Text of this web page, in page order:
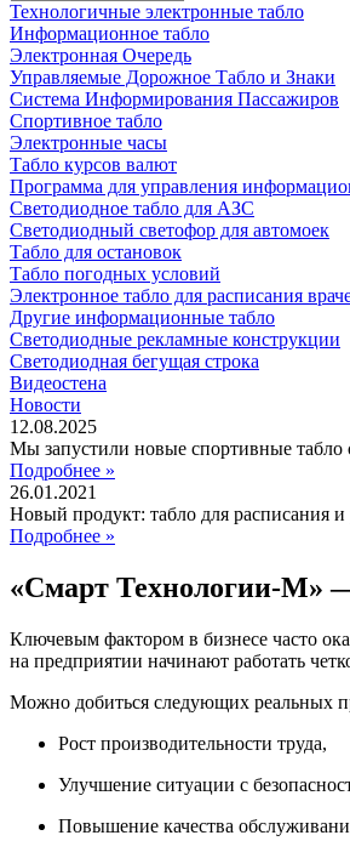
Технологичные электронные табло
Информационное табло
Электронная Очередь
Управляемые Дорожное Табло и Знаки
Система Информирования Пассажиров
Спортивное табло
Электронные часы
Табло курсов валют
Программа для управления
Светодиодное табло для АЗС
Светодиодный светофор для автомоек
Табло для остановок
Табло погодных условий
Электронное табло для расписания
Другие информационные табло
Светодиодные рекламные конструкции
Светодиодная бегущая строка
Видеостена
Новости
12.08.2025
Мы запустили новые спортивные
Подробнее »
26.01.2021
Новый продукт: табло для расписания
Подробнее »
«Смарт Технологии-М»
Ключевым фактором в бизнесе часто
на предприятии начинают работать
Можно добиться следующих реальных
Рост производительности труда,
Улучшение ситуации с
Повышение качества